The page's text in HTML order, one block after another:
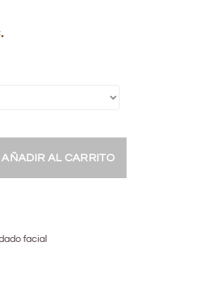
AÑADIR AL CARRITO
facial